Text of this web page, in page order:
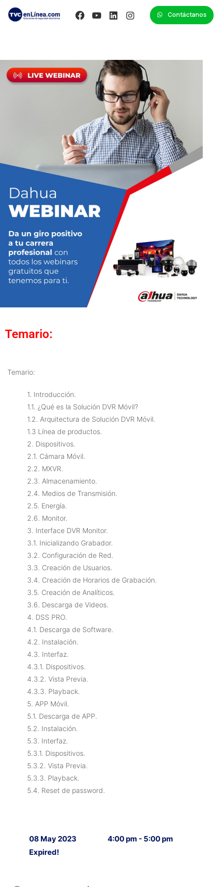
Contáctanos
Temario:
Temario:
1. Introducción.
1.1. ¿Qué es la Solución DVR Móvil?
1.2. Arquitectura de Solución DVR Móvil.
1.3 Línea de productos.
2. Dispositivos.
2.1. Cámara Móvil.
2.2. MXVR.
2.3. Almacenamiento.
2.4. Medios de Transmisión.
2.5. Energía.
2.6. Monitor.
3. Interface DVR Monitor.
3.1. Inicializando Grabador.
3.2. Configuración de Red.
3.3. Creación de Usuarios.
3.4. Creación de Horarios de Grabación.
3.5. Creación de Analíticos.
3.6. Descarga de Videos.
4. DSS PRO.
4.1. Descarga de Software.
4.2. Instalación.
4.3. Interfaz.
4.3.1. Dispositivos.
4.3.2. Vista Previa.
4.3.3. Playback.
5. APP Móvil.
5.1. Descarga de APP.
5.2. Instalación.
5.3. Interfaz.
5.3.1. Dispositivos.
5.3.2. Vista Previa.
5.3.3. Playback.
5.4. Reset de password.
08 May 2023
Expired!
4:00 pm - 5:00 pm